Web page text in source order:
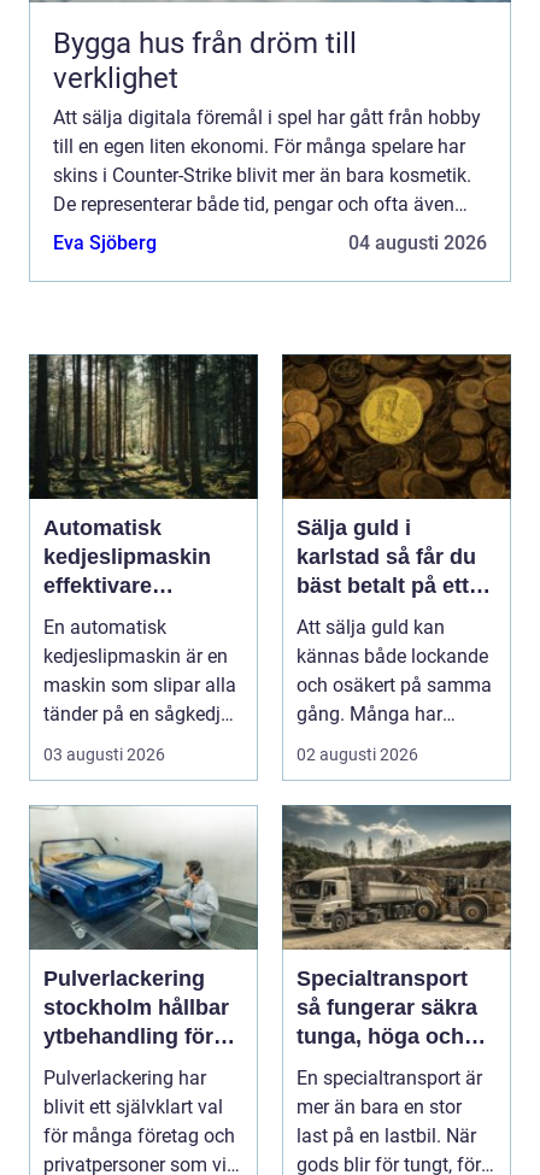
Bygga hus från dröm till
verklighet
Att sälja digitala föremål i spel har gått från hobby
till en egen liten ekonomi. För många spelare har
skins i Counter-Strike blivit mer än bara kosmetik.
De representerar både tid, pengar och ofta även
minnen. När någon vill sälja cs skins dyker dä...
Eva Sjöberg 04 augusti 2026
Automatisk
kedjeslipmaskin
effektivare
skogsarbete med
jämnare resultat
En automatisk
kedjeslipmaskin är en
maskin som slipar alla
tänder på en sågkedja
utan att användaren...
03 augusti 2026
Sälja guld i
karlstad så får du
bäst betalt på ett
tryggt sätt
Att sälja guld kan
kännas både lockande
och osäkert på samma
gång. Många har
gamla smycken,
arvegods...
02 augusti 2026
Pulverlackering
stockholm hållbar
ytbehandling för
industri och
privatpersoner
Pulverlackering har
blivit ett självklart val
för många företag och
privatpersoner som vill
Specialtransport
så fungerar säkra
tunga, höga och
breda transporter
En specialtransport är
mer än bara en stor
last på en lastbil. När
gods blir för tungt, för